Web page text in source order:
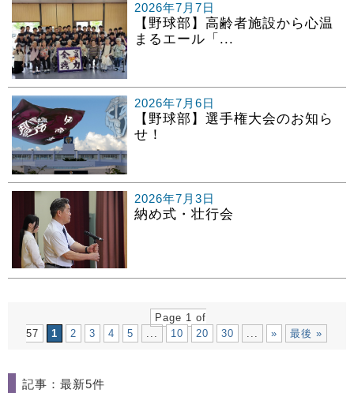
2026年7月7日
【野球部】高齢者施設から心温
まるエール「...
2026年7月6日
【野球部】選手権大会のお知ら
せ！
2026年7月3日
納め式・壮行会
Page 1 of
57
1 2 3 4 5 ... 10 20 30 ... » 最後 »
記事：最新5件